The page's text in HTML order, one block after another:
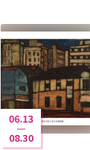
06.13
08.30